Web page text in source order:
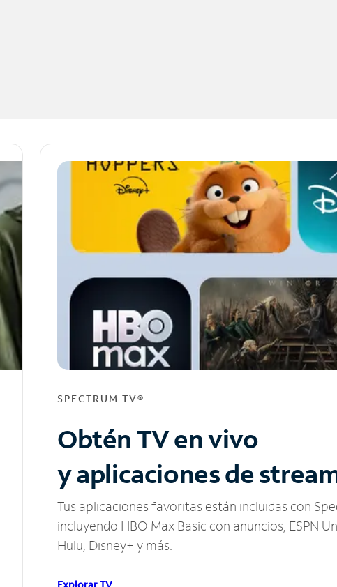
SPECTRUM TV®
Obtén TV en vivo
y aplicaciones de
Tus aplicaciones favoritas están incluidas con
incluyendo HBO Max Basic con anuncios, ESPN
Hulu, Disney+ y más.